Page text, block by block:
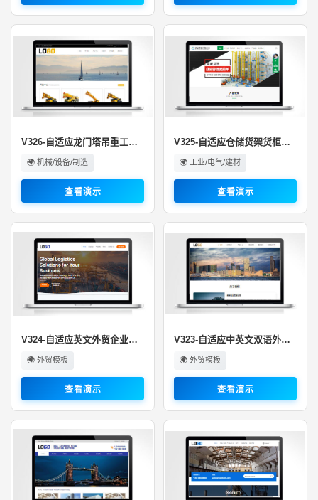
V326-自适应龙门塔吊重工机械设备···
🌍 机械/设备/制造
查看演示
V325-自适应仓储货架货柜网站模板···
🌍 工业/电气/建材
查看演示
V324-自适应英文外贸企业网站模板···
🌍 外贸模板
查看演示
V323-自适应中英文双语外贸造纸纸···
🌍 外贸模板
查看演示